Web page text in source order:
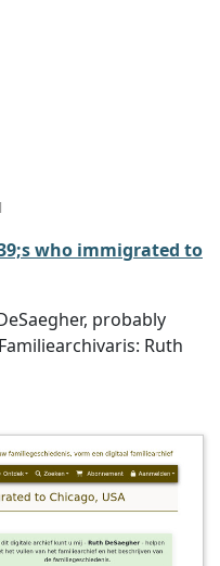
who immigrated to
probably
Ruth